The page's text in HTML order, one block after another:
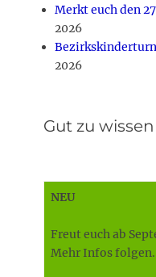
Merkt euch den
2026
2026
Gut zu wissen
NEU
Freut euch ab
Mehr Infos folgen.